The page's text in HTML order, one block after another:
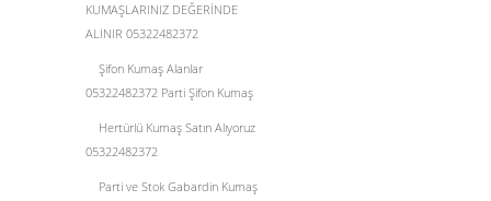
KUMAŞLARINIZ DEĞERİNDE
ALINIR 05322482372
Şifon Kumaş Alanlar
05322482372 Parti Şifon Kumaş
Hertürlü Kumaş Satın Alıyoruz
05322482372
Parti ve Stok Gabardin Kumaş